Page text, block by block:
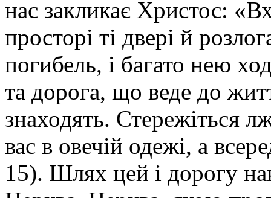
нас закликає Христос:
просторі ті двері й
погибель, і багато нею
та дорога, що веде до
знаходять. Стережіться
вас в овечій одежі, а
15). Шлях цей і дорогу